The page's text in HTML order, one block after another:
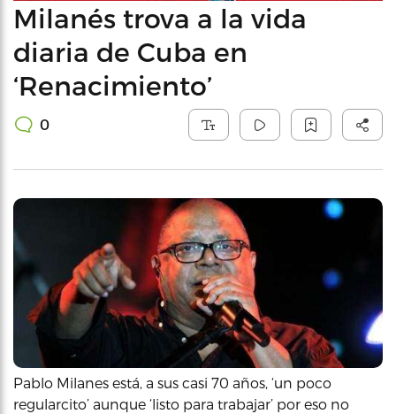
Milanés trova a la vida
diaria de Cuba en
‘Renacimiento’
0
Pablo Milanes está, a sus casi 70 años, ‘un poco
regularcito’ aunque ‘listo para trabajar’ por eso no